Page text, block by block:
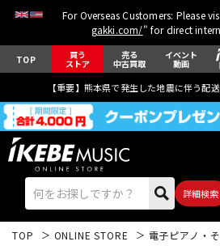
For Overseas Customers: Please
gakki.com/" for direct
TOP 買う
ストア
売る
中古買取
イベント
動画
【重要】熊本県で発生した地震に伴う配
詳細検索
TOP ONLINE STORE 電子ピアノ・